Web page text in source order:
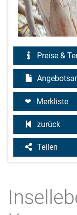
Preise &
Merkliste
zurück
Teilen